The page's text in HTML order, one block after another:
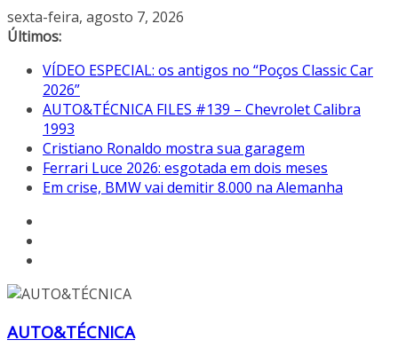
Pular
para
conteúdo
sexta-feira, agosto 7, 2026
Últimos:
VÍDEO ESPECIAL: os antigos no “Poços Classic Car
2026”
AUTO&TÉCNICA FILES #139 – Chevrolet Calibra
1993
Cristiano Ronaldo mostra sua garagem
Ferrari Luce 2026: esgotada em dois meses
Em crise, BMW vai demitir 8.000 na Alemanha
AUTO&TÉCNICA